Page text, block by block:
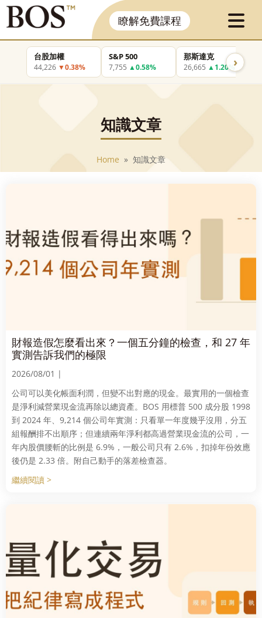
瞭解免費課程
台股加權
44,226 ▼0.38%
S&P 500
7,755 ▲0.58%
那斯達克
26,665 ▲1.20%›
知識文章
Home » 知識文章
財報造假怎麼看出來？一個五分鐘的檢查，和 27 年
實測告訴我們的極限
2026/08/01 |
公司可以美化帳面利潤，但變不出對應的現金。最實用的一個檢查
是淨利減營業現金流再除以總資產。BOS 用標普 500 成分股 1998
到 2024 年、9,214 個公司年實測：只看單一年度幾乎沒用，分五
組報酬排不出順序；但連續兩年淨利都高過營業現金流的公司，一
年內股價腰斬的比例是 6.9%，一般公司只有 2.6%，扣掉年份效應
後仍是 2.33 倍。附自己動手的落差檢查器。
繼續閱讀 >